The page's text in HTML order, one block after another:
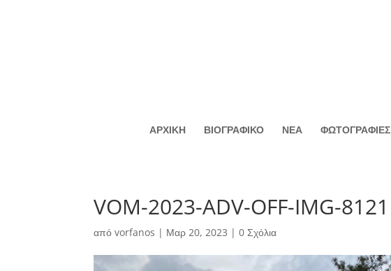
ΑΡΧΙΚΗ ΒΙΟΓΡΑΦΙΚΟ ΝΕΑ ΦΩΤΟΓΡΑΦΙΕΣ
VOM-2023-ADV-OFF-IMG-8121
απόvorfanos | Μαρ 20, 2023 |0 Σχόλια